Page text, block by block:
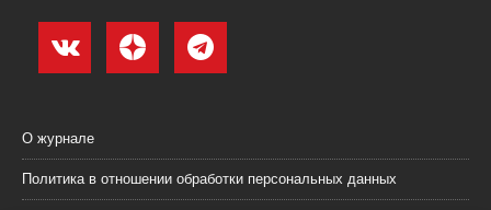
О журнале
Политика в отношении обработки персональных данных